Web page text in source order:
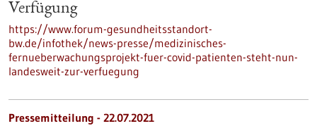
Verfügung
https://www.forum-gesundheitsstandort-
bw.de/infothek/news-presse/medizinisches-
fernueberwachungsprojekt-fuer-covid-patienten-steht-nun-
landesweit-zur-verfuegung
Pressemitteilung - 22.07.2021